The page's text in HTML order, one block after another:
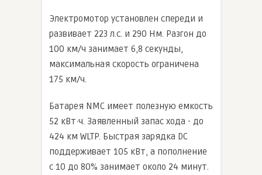
Электромотор установлен спереди и
развивает 223 л.с. и 290 Нм. Разгон до
100 км/ч занимает 6,8 секунды,
максимальная скорость ограничена
175 км/ч.
Батарея NMC имеет полезную емкость
52 кВт·ч. Заявленный запас хода - до
424 км WLTP. Быстрая зарядка DC
поддерживает 105 кВт, а пополнение
с 10 до 80% занимает около 24 минут.